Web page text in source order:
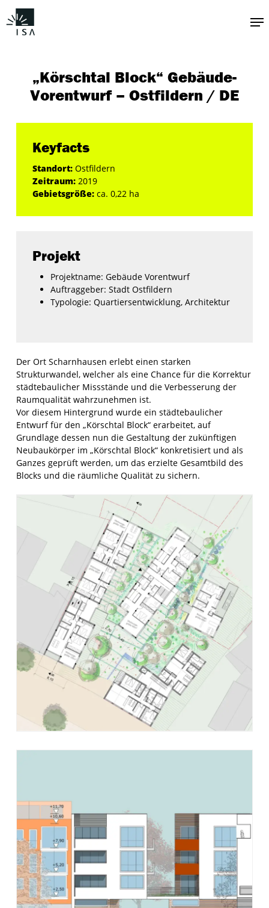
Zum
Hauptinhalt
springen
„Körschtal Block“ Gebäude-
Vorentwurf – Ostfildern / DE
Keyfacts
Standort:Ostfildern
Zeitraum:2019
Gebietsgröße:ca. 0,22 ha
Projekt
Projektname: Gebäude Vorentwurf
Auftraggeber: Stadt Ostfildern
Typologie: Quartiersentwicklung, Architektur
Der Ort Scharnhausen erlebt einen starken
Strukturwandel, welcher als eine Chance für die Korrektur
städtebaulicher Missstände und die Verbesserung der
Raumqualität wahrzunehmen ist.
Vor diesem Hintergrund wurde ein städtebaulicher
Entwurf für den „Körschtal Block“ erarbeitet, auf
Grundlage dessen nun die Gestaltung der zukünftigen
Neubaukörper im „Körschtal Block“ konkretisiert und als
Ganzes geprüft werden, um das erzielte Gesamtbild des
Blocks und die räumliche Qualität zu sichern.